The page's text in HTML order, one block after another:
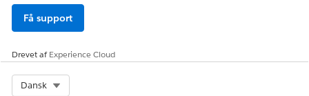
Få support
Drevet afExperience Cloud
Dansk